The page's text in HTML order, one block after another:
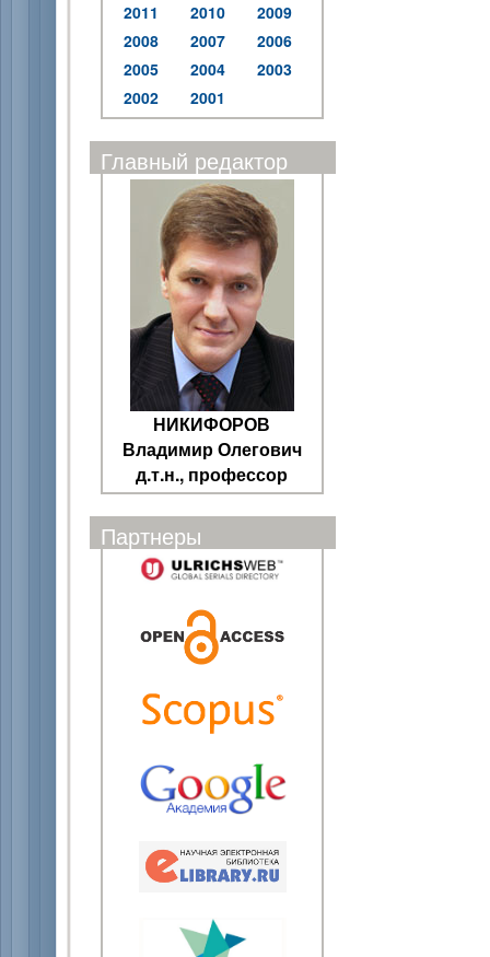
2011
2010
2009
2008
2007
2006
2005
2004
2003
2002
2001
Главный редактор
НИКИФОРОВ
Владимир Олегович
д.т.н., профессор
Партнеры